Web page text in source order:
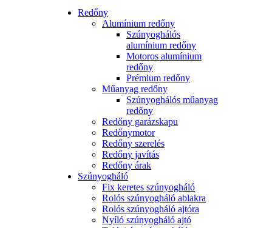
Redőny
Alumínium redőny
Szúnyoghálós
alumínium redőny
Motoros alumínium
redőny
Prémium redőny
Műanyag redőny
Szúnyoghálós műanyag
redőny
Redőny garázskapu
Redőnymotor
Redőny szerelés
Redőny javítás
Redőny árak
Szúnyogháló
Fix keretes szúnyogháló
Rolós szúnyogháló ablakra
Rolós szúnyogháló ajtóra
Nyíló szúnyogháló ajtó